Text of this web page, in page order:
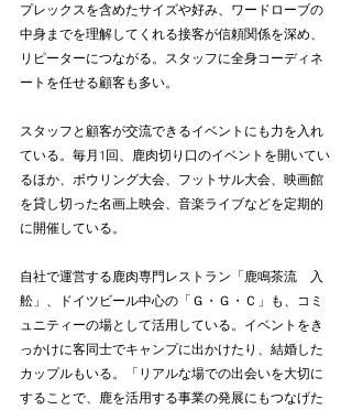
プレックスを含めたサイズや好み、ワードローブの
中身までを理解してくれる接客が信頼関係を深め、
リピーターにつながる。スタッフに全身コーディネ
ートを任せる顧客も多い。
スタッフと顧客が交流できるイベントにも力を入れ
ている。毎月1回、鹿肉切り口のイベントを開いてい
るほか、ボウリング大会、フットサル大会、映画館
を貸し切った名画上映会、音楽ライブなどを定期的
に開催している。
自社で運営する鹿肉専門レストラン「鹿鳴茶流　入
舩」、ドイツビール中心の「Ｇ・Ｇ・Ｃ」も、コミ
ュニティーの場として活用している。イベントをき
っかけに客同士でキャンプに出かけたり、結婚した
カップルもいる。「リアルな場での出会いを大切に
することで、鹿を活用する事業の発展にもつなげた